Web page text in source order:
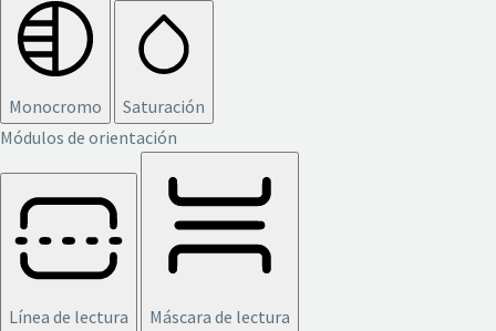
Monocromo
Saturación
Módulos de orientación
Línea de lectura
Máscara de lectura